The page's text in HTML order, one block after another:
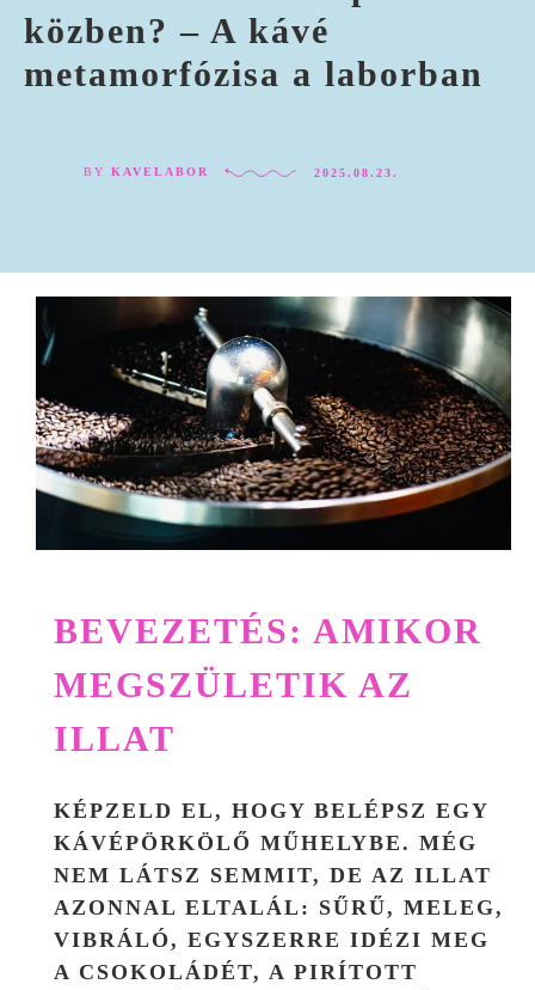
közben? – A kávé
metamorfózisa a laborban
BY KAVELABOR 2025.08.23.
BEVEZETÉS: AMIKOR
MEGSZÜLETIK AZ
ILLAT
KÉPZELD EL, HOGY BELÉPSZ EGY
KÁVÉPÖRKÖLŐ MŰHELYBE. MÉG
NEM LÁTSZ SEMMIT, DE AZ ILLAT
AZONNAL ELTALÁL: SŰRŰ, MELEG,
VIBRÁLÓ, EGYSZERRE IDÉZI MEG
A CSOKOLÁDÉT, A PIRÍTOTT